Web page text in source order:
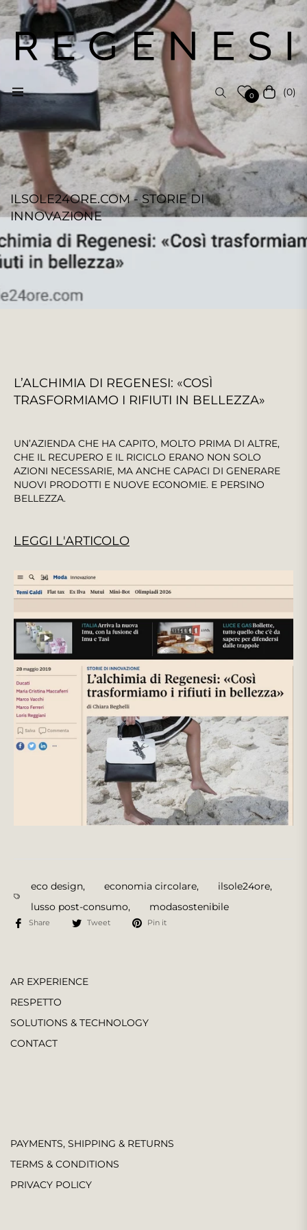
Navigation 0 Cart (0)
ILSOLE24ORE.COM - STORIE DI
INNOVAZIONE
MARIA SILVIA PAZZI
L’ALCHIMIA DI REGENESI: «COSÌ
TRASFORMIAMO I RIFIUTI IN BELLEZZA»
UN’AZIENDA CHE HA CAPITO, MOLTO PRIMA DI ALTRE,
CHE IL RECUPERO E IL RICICLO ERANO NON SOLO
AZIONI NECESSARIE, MA ANCHE CAPACI DI GENERARE
NUOVI PRODOTTI E NUOVE ECONOMIE. E PERSINO
BELLEZZA.
LEGGI L'ARTICOLO
eco design, economia circolare, ilsole24ore,
lusso post-consumo, modasostenibile
Share Tweet Pin it
AR EXPERIENCE
RESPETTO
SOLUTIONS & TECHNOLOGY
CONTACT
PAYMENTS, SHIPPING & RETURNS
TERMS & CONDITIONS
PRIVACY POLICY